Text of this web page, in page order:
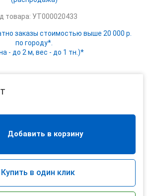
товара: УТ000020433
заказы стоимостью выше 20 000 р.
по городу*.
- до 2 м, вес - до 1 тн.)*
Добавить в корзину
Купить в один клик